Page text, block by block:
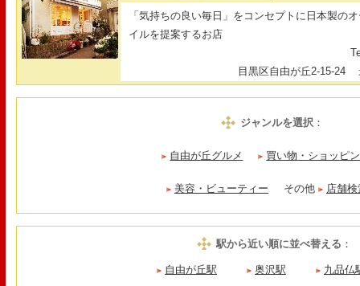
「気持ちの良い毎日」をコンセプトに日本製の
イルを提案するお店
目黒区自由が丘2-15-24
ジャンルを選択：
自由が丘グルメ 買い物・ショッピ
美容・ビューティー その他 店舗
駅から近い順に並べ替える ：
自由が丘駅 奥沢駅 九品仏